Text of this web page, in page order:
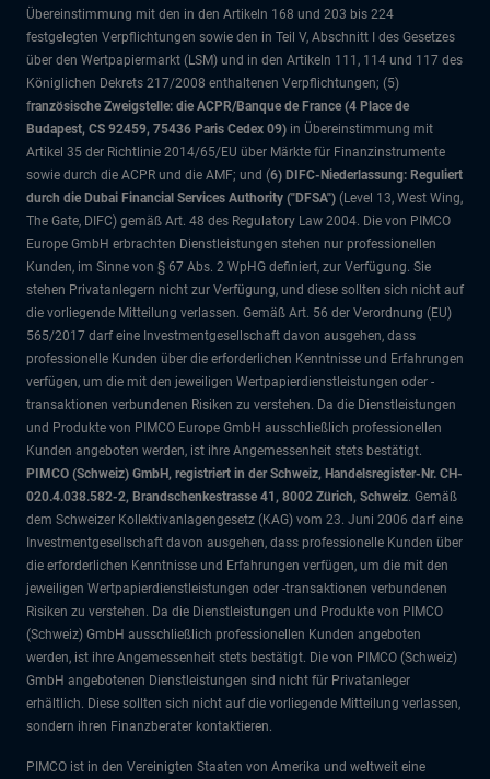
Übereinstimmung mit den in den Artikeln 168 und 203 bis 224
festgelegten Verpflichtungen sowie den in Teil V, Abschnitt I des Gesetzes
über den Wertpapiermarkt (LSM) und in den Artikeln 111, 114 und 117 des
Königlichen Dekrets 217/2008 enthaltenen Verpflichtungen; (5)
französische Zweigstelle: die ACPR/Banque de France (4 Place de
Budapest, CS 92459, 75436 Paris Cedex 09) in Übereinstimmung mit
Artikel 35 der Richtlinie 2014/65/EU über Märkte für Finanzinstrumente
sowie durch die ACPR und die AMF; und (6) DIFC-Niederlassung: Reguliert
durch die Dubai Financial Services Authority ("DFSA") (Level 13, West Wing,
The Gate, DIFC) gemäß Art. 48 des Regulatory Law 2004. Die von PIMCO
Europe GmbH erbrachten Dienstleistungen stehen nur professionellen
Kunden, im Sinne von § 67 Abs. 2 WpHG definiert, zur Verfügung. Sie
stehen Privatanlegern nicht zur Verfügung, und diese sollten sich nicht auf
die vorliegende Mitteilung verlassen. Gemäß Art. 56 der Verordnung (EU)
565/2017 darf eine Investmentgesellschaft davon ausgehen, dass
professionelle Kunden über die erforderlichen Kenntnisse und Erfahrungen
verfügen, um die mit den jeweiligen Wertpapierdienstleistungen oder -
transaktionen verbundenen Risiken zu verstehen. Da die Dienstleistungen
und Produkte von PIMCO Europe GmbH ausschließlich professionellen
Kunden angeboten werden, ist ihre Angemessenheit stets bestätigt.
PIMCO (Schweiz) GmbH, registriert in der Schweiz, Handelsregister-Nr. CH-
020.4.038.582-2, Brandschenkestrasse 41, 8002 Zürich, Schweiz. Gemäß
dem Schweizer Kollektivanlagengesetz (KAG) vom 23. Juni 2006 darf eine
Investmentgesellschaft davon ausgehen, dass professionelle Kunden über
die erforderlichen Kenntnisse und Erfahrungen verfügen, um die mit den
jeweiligen Wertpapierdienstleistungen oder -transaktionen verbundenen
Risiken zu verstehen. Da die Dienstleistungen und Produkte von PIMCO
(Schweiz) GmbH ausschließlich professionellen Kunden angeboten
werden, ist ihre Angemessenheit stets bestätigt. Die von PIMCO (Schweiz)
GmbH angebotenen Dienstleistungen sind nicht für Privatanleger
erhältlich. Diese sollten sich nicht auf die vorliegende Mitteilung verlassen,
sondern ihren Finanzberater kontaktieren.
PIMCO ist in den Vereinigten Staaten von Amerika und weltweit eine